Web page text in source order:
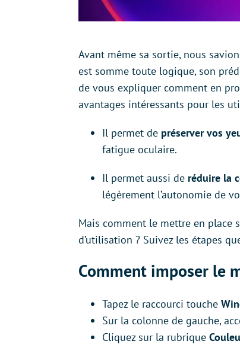
Avant même sa sortie, nous
est somme toute logique, son
de vous expliquer comment en
avantages intéressants pour les
Il permet de préserver vos
fatigue oculaire.
Il permet aussi de réduire la
légèrement l’autonomie de
Mais comment le mettre en place
d’utilisation ? Suivez les étapes
Comment imposer le
Tapez le raccourci touche
Sur la colonne de gauche,
Cliquez sur la rubrique